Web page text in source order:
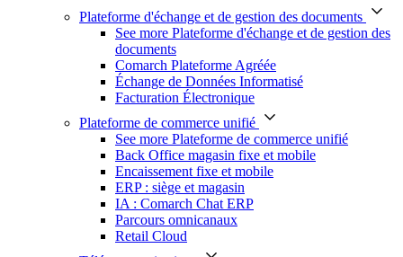
Plateforme d'échange et de gestion des documents
See more Plateforme d'échange et de gestion des
documents
Comarch Plateforme Agréée
Échange de Données Informatisé
Facturation Électronique
Plateforme de commerce unifié
See more Plateforme de commerce unifié
Back Office magasin fixe et mobile
Encaissement fixe et mobile
ERP : siège et magasin
IA : Comarch Chat ERP
Parcours omnicanaux
Retail Cloud